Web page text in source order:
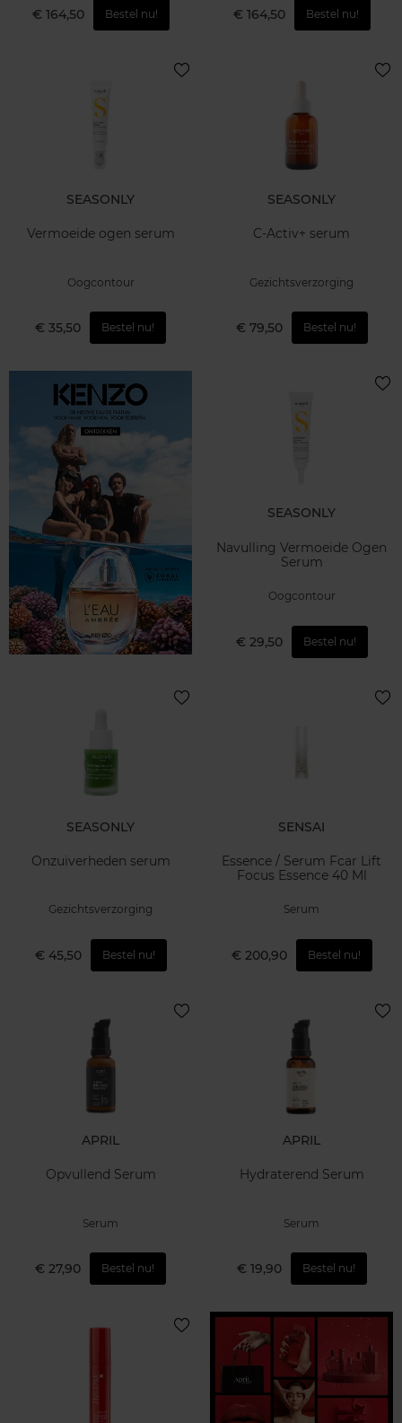
€ 164,50 Bestel nu! € 164,50 Bestel nu!
SEASONLY
Vermoeide ogen serum
Oogcontour
€ 35,50 Bestel nu!
SEASONLY
C-Activ+ serum
Gezichtsverzorging
€ 79,50 Bestel nu!
SEASONLY
Navulling Vermoeide Ogen
Serum
Oogcontour
€ 29,50 Bestel nu!
SEASONLY
Onzuiverheden serum
Gezichtsverzorging
€ 45,50 Bestel nu!
SENSAI
Essence / Serum Fcar Lift
Focus Essence 40 Ml
Serum
€ 200,90 Bestel nu!
APRIL
Opvullend Serum
Serum
€ 27,90 Bestel nu!
APRIL
Hydraterend Serum
Serum
€ 19,90 Bestel nu!